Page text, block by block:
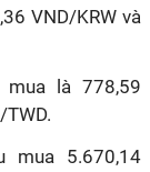
VND/KRW và
là 778,59
mua 5.670,14